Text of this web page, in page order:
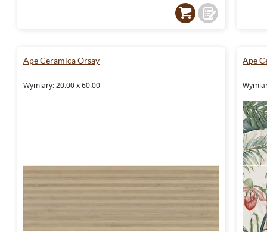
Ape Ceramica Orsay
Wymiary: 20.00 x 60.00
Ape